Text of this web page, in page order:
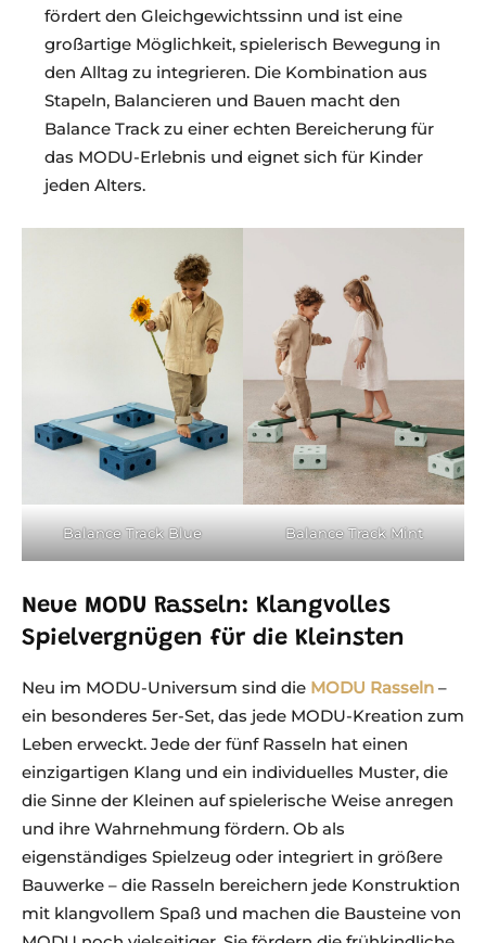
fördert den Gleichgewichtssinn und ist eine
großartige Möglichkeit, spielerisch Bewegung in
den Alltag zu integrieren. Die Kombination aus
Stapeln, Balancieren und Bauen macht den
Balance Track zu einer echten Bereicherung für
das MODU-Erlebnis und eignet sich für Kinder
jeden Alters.
Balance Track Blue Balance Track Mint
Neue MODU Rasseln: Klangvolles
Spielvergnügen für die Kleinsten
Neu im MODU-Universum sind die MODU Rasseln –
ein besonderes 5er-Set, das jede MODU-Kreation zum
Leben erweckt. Jede der fünf Rasseln hat einen
einzigartigen Klang und ein individuelles Muster, die
die Sinne der Kleinen auf spielerische Weise anregen
und ihre Wahrnehmung fördern. Ob als
eigenständiges Spielzeug oder integriert in größere
Bauwerke – die Rasseln bereichern jede Konstruktion
mit klangvollem Spaß und machen die Bausteine von